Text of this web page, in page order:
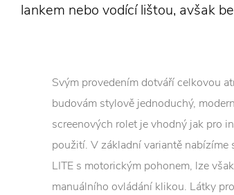
lankem nebo vodící lištou, avšak
Svým provedením dotváří celkovou
budovám stylově jednoduchý,
screenových rolet je vhodný jak pro
použití. V základní variantě nabízíme
LITE s motorickým pohonem, lze
manuálního ovládání klikou. Látky